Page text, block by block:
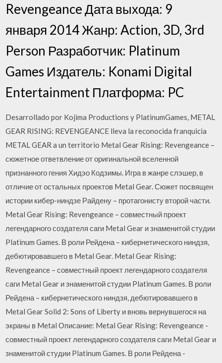
Revengeance Дата выхода: 9
января 2014 Жанр: Action, 3D, 3rd
Person Разработчик: Platinum
Games Издатель: Konami Digital
Entertainment Платформа: PC
Desarrollado por Kojima Productions y PlatinumGames, METAL
GEAR RISING: REVENGEANCE lleva la reconocida franquicia
METAL GEAR a un territorio Metal Gear Rising: Revengeance –
сюжетное ответвление от оригинальной вселенной
признанного гения Хидэо Кодзимы. Игра в жанре слэшер, в
отличие от остальных проектов Metal Gear. Сюжет посвящен
истории кибер-ниндзе Райдену – протагонисту второй части.
Metal Gear Rising: Revengeance – совместный проект
легендарного создателя саги Metal Gear и знаменитой студии
Platinum Games. В роли Рейдена – кибернетического ниндзя,
дебютировавшего в Metal Gear. Metal Gear Rising:
Revengeance – совместный проект легендарного создателя
саги Metal Gear и знаменитой студии Platinum Games. В роли
Рейдена – кибернетического ниндзя, дебютировавшего в
Metal Gear Solid 2: Sons of Liberty и вновь вернувшегося на
экраны в Metal Описание: Metal Gear Rising: Revengeance -
совместный проект легендарного создателя саги Metal Gear и
знаменитой студии Platinum Games. В роли Рейдена -